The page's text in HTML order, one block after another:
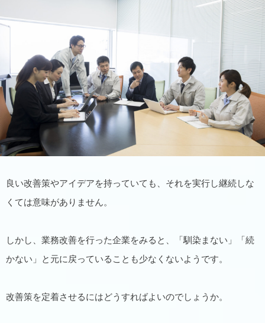
良い改善策やアイデアを持っていても、それを実行し継続しな
くては意味がありません。
しかし、業務改善を行った企業をみると、「馴染まない」「続
かない」と元に戻っていることも少なくないようです。
改善策を定着させるにはどうすればよいのでしょうか。